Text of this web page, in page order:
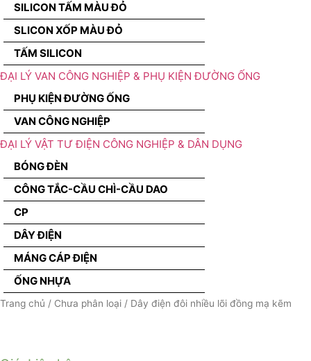
SILICON TẤM MÀU ĐỎ
SLICON XỐP MÀU ĐỎ
TẤM SILICON
ĐẠI LÝ VAN CÔNG NGHIỆP & PHỤ KIỆN ĐƯỜNG ỐNG
PHỤ KIỆN ĐƯỜNG ỐNG
VAN CÔNG NGHIỆP
ĐẠI LÝ VẬT TƯ ĐIỆN CÔNG NGHIỆP & DÂN DỤNG
BÓNG ĐÈN
CÔNG TẮC-CẦU CHÌ-CẦU DAO
CP
DÂY ĐIỆN
MÁNG CÁP ĐIỆN
ỐNG NHỰA
Trang chủ / Chưa phân loại / Dây điện đôi nhiều lõi đồng mạ kẽm